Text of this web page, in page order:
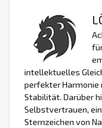
intellektuelles
perfekter Harmonie
Stabilität. Darüber
Selbstvertrauen,
Sternzeichen von